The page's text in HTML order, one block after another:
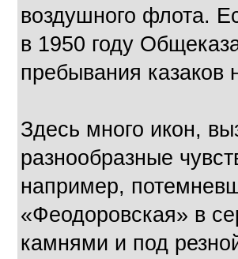
воздушного флота.
в 1950 году
пребывания казаков
Здесь много икон,
разнообразные
например,
«Феодоровская» в
камнями и под